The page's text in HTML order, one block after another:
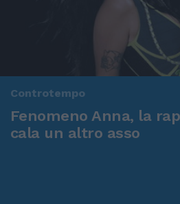
Controtempo
Fenomeno Anna, la
cala un altro asso